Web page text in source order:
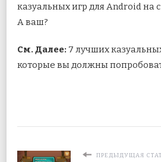
казуальных игр для Android на
А ваш?
См. Далее: 7 лучших
которые вы должны
ПРЕДЫДУЩАЯ